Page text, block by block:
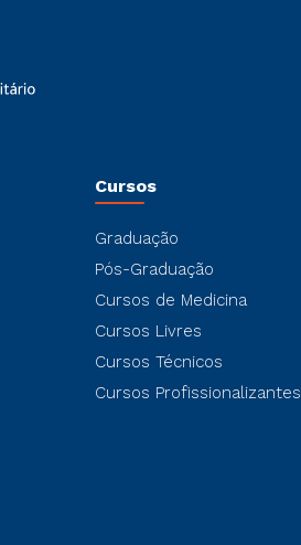
Cursos
Graduação
Pós-Graduação
Cursos de Medicina
Cursos Livres
Cursos Técnicos
Cursos Profissionalizantes